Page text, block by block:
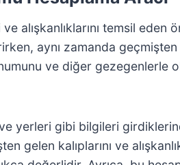
alışkanlıklarını temsil
aynı zamanda geçmişten
ve diğer gezegenlerle
ve yerleri gibi bilgileri
kalıplarını ve